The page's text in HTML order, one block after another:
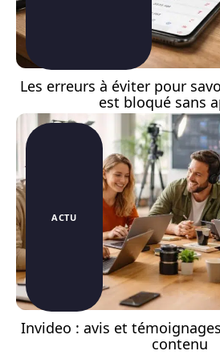
Les erreurs à éviter pour
est bloqué sans
ACTU
Invideo : avis et
contenu